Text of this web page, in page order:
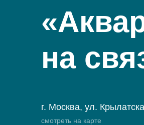
на
г. Москва, ул.
смотреть на карте